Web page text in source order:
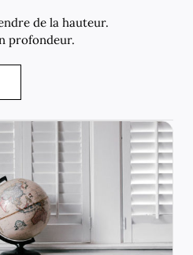
de la hauteur.
profondeur.